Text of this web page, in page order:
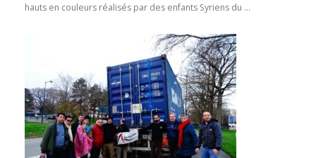
hauts en couleurs réalisés par des enfants Syriens du …